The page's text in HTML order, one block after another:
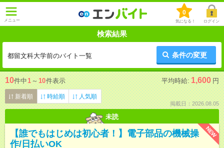
メニュー
0
気になる！ ログイン
検索結果
都留文科大学前のバイト一覧 条件の変更
10件中1 ～ 10件表示 平均時給: 1,600 円
新着順 時給順 人気順
掲載日：2026.08.05
未読
NEW
【誰でもはじめは初心者！】電子部品の機械操
作/日払いOK